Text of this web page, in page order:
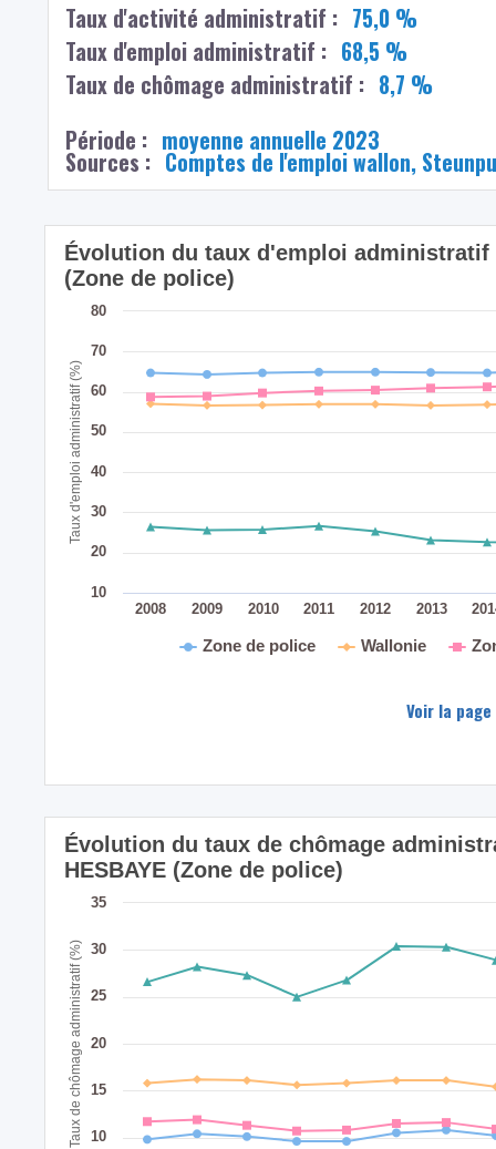
Taux d'activité administratif : 75,0 %
Taux d'emploi administratif : 68,5 %
Taux de chômage administratif : 8,7 %
Période : moyenne annuelle 2023
Sources : Comptes de l'emploi wallon,
Taux d'emploi administratif (%)
Évolution du taux d'emploi administratif
(Zone de police)
Zone de police Wallonie
2008 2009 2010 2011 2012 2013
10
20
30
40
50
60
70
80
Voir la
Taux de chômage administratif (%)
Évolution du taux de chômage
HESBAYE (Zone de police)
10
15
20
25
30
35